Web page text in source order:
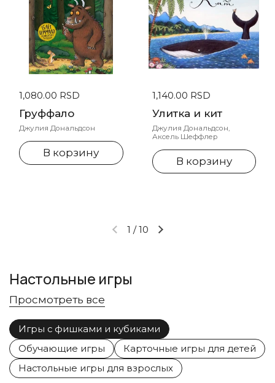
Стандартная цена
1,080.00 RSD
Груффало
Джулия Дональдсон
В корзину
Стандартная цена
1,140.00 RSD
Улитка и кит
Джулия Дональдсон,
Аксель Шеффлер
В корзину
Предыдущий слайд
Следующий слайд
1 /10
Настольные игры
Просмотреть все
Игры с фишками и кубиками
Обучающие игры
Карточные игры для детей
Настольные игры для взрослых